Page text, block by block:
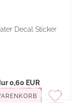
Decal Sticker
0,60 EUR